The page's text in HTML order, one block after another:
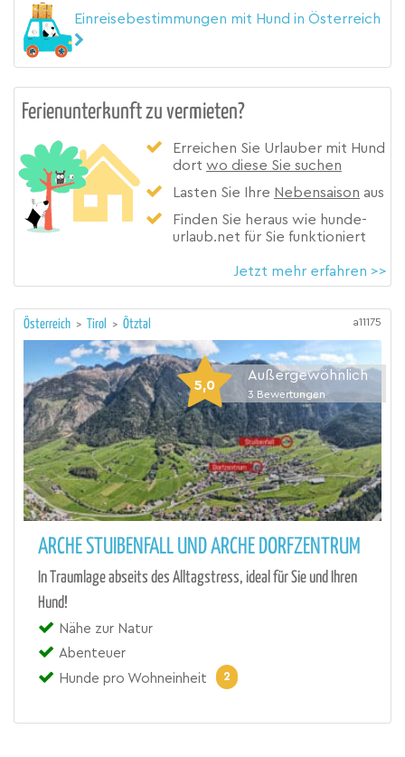
Einreisebestimmungen mit Hund in Österreich
Ferienunterkunft zu vermieten?
Erreichen Sie Urlauber mit Hund
dort wo diese Sie suchen
Lasten Sie Ihre Nebensaison aus
Finden Sie heraus wie hunde-
urlaub.net für Sie funktioniert
Jetzt mehr erfahren >>
Österreich > Tirol > Ötztal a11175
5,0
Außergewöhnlich
3 Bewertungen
ARCHE STUIBENFALL UND ARCHE DORFZENTRUM
In Traumlage abseits des Alltagstress, ideal für Sie und Ihren
Hund!
Nähe zur Natur
Abenteuer
Hunde pro Wohneinheit
2